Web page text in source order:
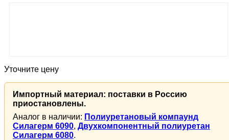
Уточните цену
Импортный материал: поставки в Россию
приостановлены.
Аналог в наличии: Полиуретановый компаунд
Силагерм 6090, Двухкомпонентный полиуретан
Силагерм 6080.